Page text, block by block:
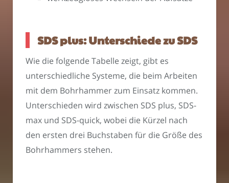
SDS plus: Unterschiede zu SDS
Wie die folgende Tabelle zeigt, gibt es
unterschiedliche Systeme, die beim Arbeiten
mit dem Bohrhammer zum Einsatz kommen.
Unterschieden wird zwischen SDS plus, SDS-
max und SDS-quick, wobei die Kürzel nach
den ersten drei Buchstaben für die Größe des
Bohrhammers stehen.